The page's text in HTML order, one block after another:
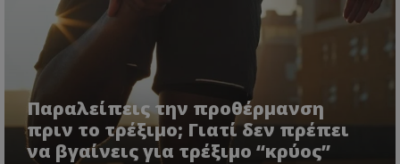
Παραλείπεις την προθέρμανση
πριν το τρέξιμο; Γιατί δεν πρέπει
να βγαίνεις για τρέξιμο “κρύος”